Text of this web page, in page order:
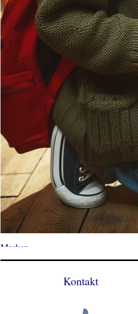
Merken
Kontakt